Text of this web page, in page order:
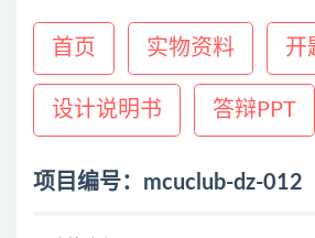
首页 实物资料 开
设计说明书 答辩PPT
项目编号：mcuclub-dz-012